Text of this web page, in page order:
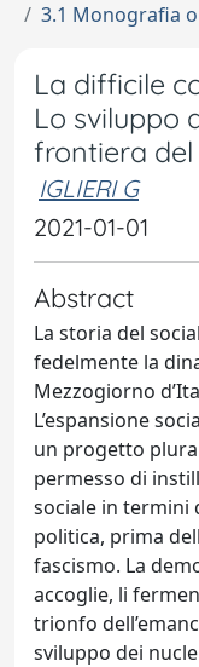
3.1 Monografia
La difficile
Lo sviluppo
frontiera del
IGLIERI G
2021-01-01
Abstract
La storia del
fedelmente la
Mezzogiorno
L’espansione
un progetto
permesso di
sociale in termini
politica, prima
fascismo. La
accoglie, li
trionfo
sviluppo dei